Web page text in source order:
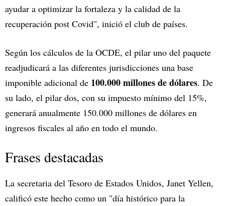
ayudar a optimizar la fortaleza y la calidad de la
recuperación post Covid", inició el club de países.
Según los cálculos de la OCDE, el pilar uno del paquete
readjudicará a las diferentes jurisdicciones una base
imponible adicional de 100.000 millones de dólares. De
su lado, el pilar dos, con su impuesto mínimo del 15%,
generará anualmente 150.000 millones de dólares en
ingresos fiscales al año en todo el mundo.
Frases destacadas
La secretaria del Tesoro de Estados Unidos, Janet Yellen,
calificó este hecho como un "día histórico para la